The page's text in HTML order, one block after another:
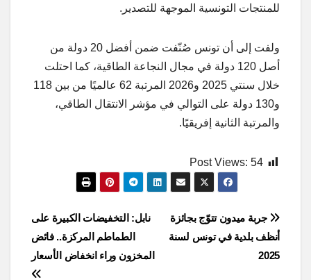
للمنتجات التونسية الموجهة للتصدير.
ولفت إلى أن تونس صُنّفت ضمن أفضل 20 دولة من
أصل 120 دولة في مجال النجاعة الطاقية، كما احتلت
خلال سنتي 2025 و2026 المرتبة 62 عالميًا من بين 118
و130 دولة على التوالي في مؤشر الانتقال الطاقي،
والمرتبة الثانية إفريقيًا.
Post Views: 54
Post
navigation
نابل: التخفيضات الكبيرة على
الطماطم المركزة.. فائض
المخزون وراء انخفاض الأسعار
جربة ميدون تتوّج بجائزة
أنظف بلدية في تونس لسنة
2025